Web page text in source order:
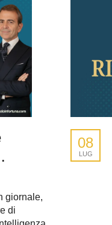
giornale,
di
08
LUG